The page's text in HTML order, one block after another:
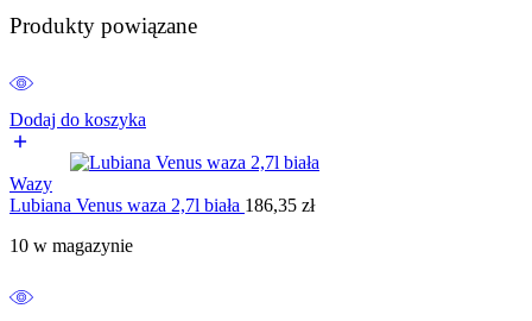
Produkty powiązane
Dodaj do koszyka
Wazy
Lubiana Venus waza 2,7l biała 186,35 zł
10 w magazynie